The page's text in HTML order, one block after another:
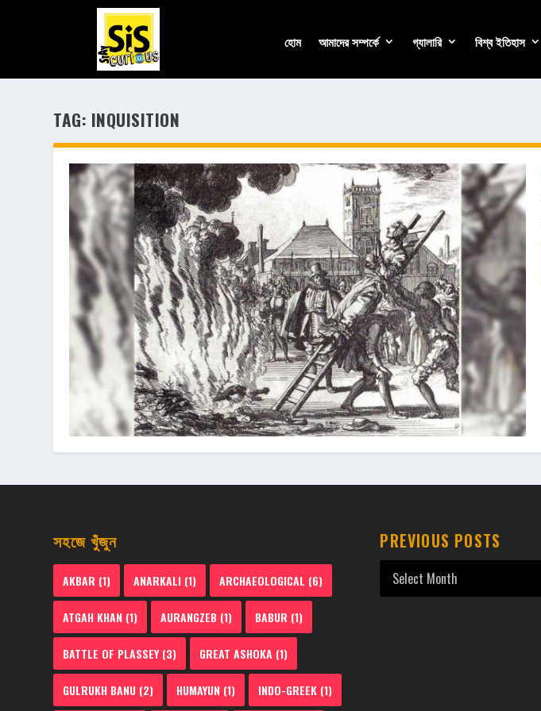
হোম আমাদের সম্পর্কে গ্যালারি বিশ্ব ইতিহাস
TAG: INQUISITION
সহজে খুঁজুন
AKBAR (1) ANARKALI (1) ARCHAEOLOGICAL (6)
ATGAH KHAN (1) AURANGZEB (1) BABUR (1)
BATTLE OF PLASSEY(3) GREAT ASHOKA (1)
GULRUKH BANU (2) HUMAYUN (1) INDO-GREEK (1)
PREVIOUS POSTS